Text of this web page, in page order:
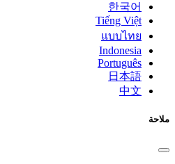
한국어
Tiếng Việt
แบบไทย
Indonesia
Português
日本語
中文
ملاحة